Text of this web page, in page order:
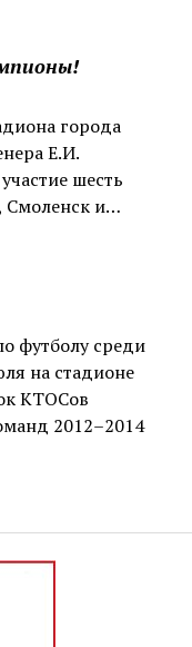
города
Е.И.
шесть
Смоленск и…
футболу среди
на стадионе
КТОСов
2012–2014